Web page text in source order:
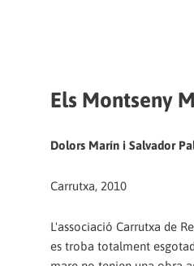
Els Montseny
Dolors Marín i Salvador
Carrutxa, 2010
L'associació Carrutxa de
es troba totalment